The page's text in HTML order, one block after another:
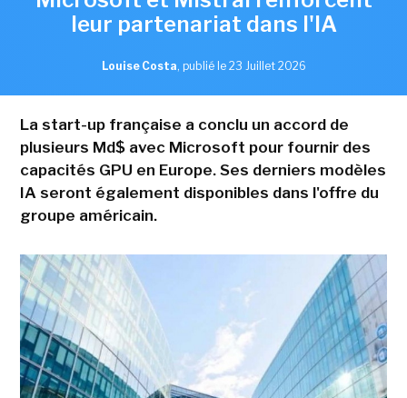
leur partenariat dans l'IA
Louise Costa, publié le 23 Juillet 2026
La start-up française a conclu un accord de
plusieurs Md$ avec Microsoft pour fournir des
capacités GPU en Europe. Ses derniers modèles
IA seront également disponibles dans l'offre du
groupe américain.